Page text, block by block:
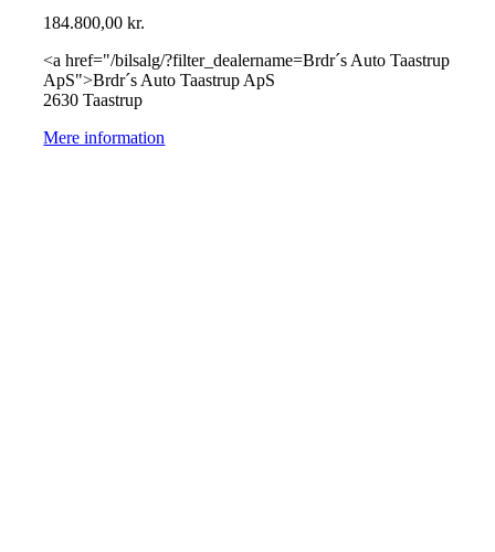
184.800,00kr.
<a href="/bilsalg/?filter_dealername=Brdr´s Auto Taastrup
ApS">Brdr´s Auto Taastrup ApS
2630 Taastrup
Mere information